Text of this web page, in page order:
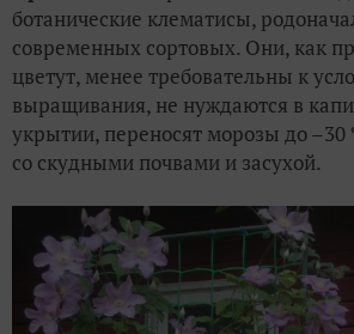
ботанические клематисы,
современных сортовых. Они, как
цветут, менее требовательны к
выращивания, не нуждаются в
укрытии, переносят морозы до –30
со скудными почвами и засухой.